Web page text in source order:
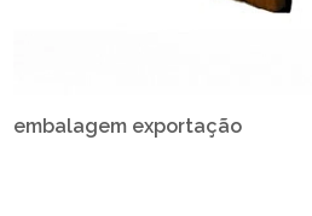
embalagem exportação